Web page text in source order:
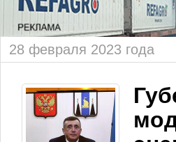
28 февраля 2023 года